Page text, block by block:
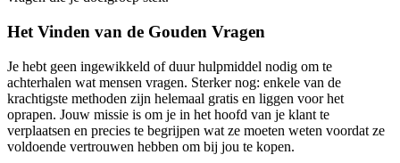
Het Vinden van de Gouden Vragen
Je hebt geen ingewikkeld of duur hulpmiddel nodig om te
achterhalen wat mensen vragen. Sterker nog: enkele van de
krachtigste methoden zijn helemaal gratis en liggen voor het
oprapen. Jouw missie is om je in het hoofd van je klant te
verplaatsen en precies te begrijpen wat ze moeten weten voordat ze
voldoende vertrouwen hebben om bij jou te kopen.